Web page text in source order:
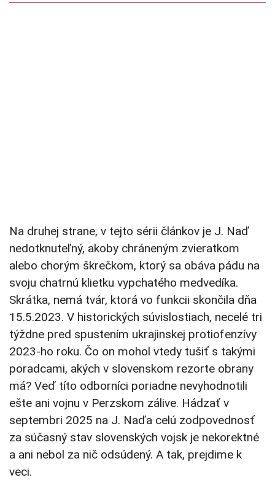
Na druhej strane, v tejto sérii článkov je J. Naď
nedotknuteľný, akoby chráneným zvieratkom
alebo chorým škrečkom, ktorý sa obáva pádu na
svoju chatrnú klietku vypchatého medvedíka.
Skrátka, nemá tvár, ktorá vo funkcii skončila dňa
15.5.2023. V historických súvislostiach, necelé tri
týždne pred spustením ukrajinskej protiofenzívy
2023-ho roku. Čo on mohol vtedy tušiť s takými
poradcami, akých v slovenskom rezorte obrany
má? Veď títo odborníci poriadne nevyhodnotili
ešte ani vojnu v Perzskom zálive. Hádzať v
septembri 2025 na J. Naďa celú zodpovednosť
za súčasný stav slovenských vojsk je nekorektné
a ani nebol za nič odsúdený. A tak, prejdime k
veci.